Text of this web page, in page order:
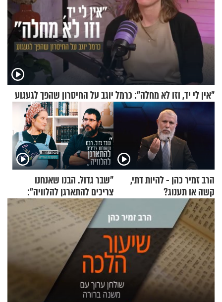
"אין לי יד, וזו לא מחלה": כרמל יוגב על החיסרון שהפך לגעגוע
הרב זמיר כהן - להיות דתי,
קשה או תענוג?
"שבר גדול. הבנו שאנחנו
צריכים להתארגן להלוויה":
זוגיות במבחן, הפעם עם מרים
וגד דנינו